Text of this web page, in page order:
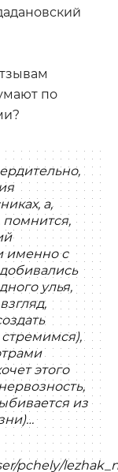
по
а,
помнится,
именно с
улья,
этого
из
pchely/